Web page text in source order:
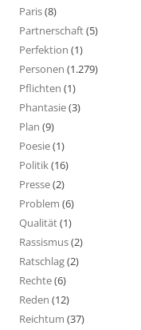
Paris(8)
Partnerschaft(5)
Perfektion (1)
Personen (1.279)
Pflichten (1)
Phantasie(3)
Plan (9)
Poesie(1)
Politik(16)
Presse(2)
Problem (6)
Qualität(1)
Rassismus(2)
Ratschlag(2)
Rechte(6)
Reden (12)
Reichtum (37)